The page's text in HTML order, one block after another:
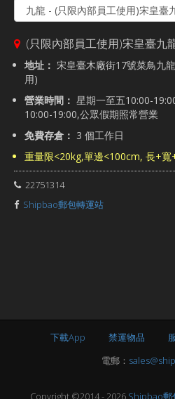
(只限內部員工使用)宋皇臺九
地址： 宋皇臺木廠街17號菜鳥九
用)
營業時間： 星期一至五10:00-
10:00-19:00,公眾假期照常營業
免費存倉： 3 個工作日
重量限<20kg,單邊<100cm, 長+寬
22751314
Shipbao郵包轉運站
下載App 禁運物品
電郵：
Copyright ©2014 - 2026 Shipbao郵